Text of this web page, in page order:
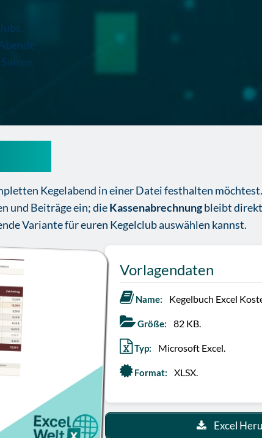
Kegelabend in einer Datei festhalten
und Beiträge ein; dieKassenabrechnungbleibt
Variante für euren Kegelclub auswählen kannst.
Vorlagendaten
Name: Kegelbuch Excel
Größe: 82 KB.
Typ: Microsoft Excel.
Format: XLSX.
Excel